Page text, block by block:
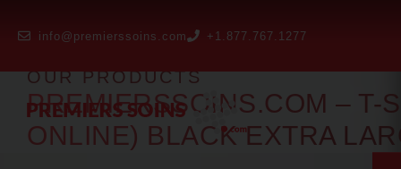
info@premierssoins.com +1.877.767.1277
OUR PRODUCTS
PREMIERSSOINS.COM – T-
ONLINE) BLACK EXTRA